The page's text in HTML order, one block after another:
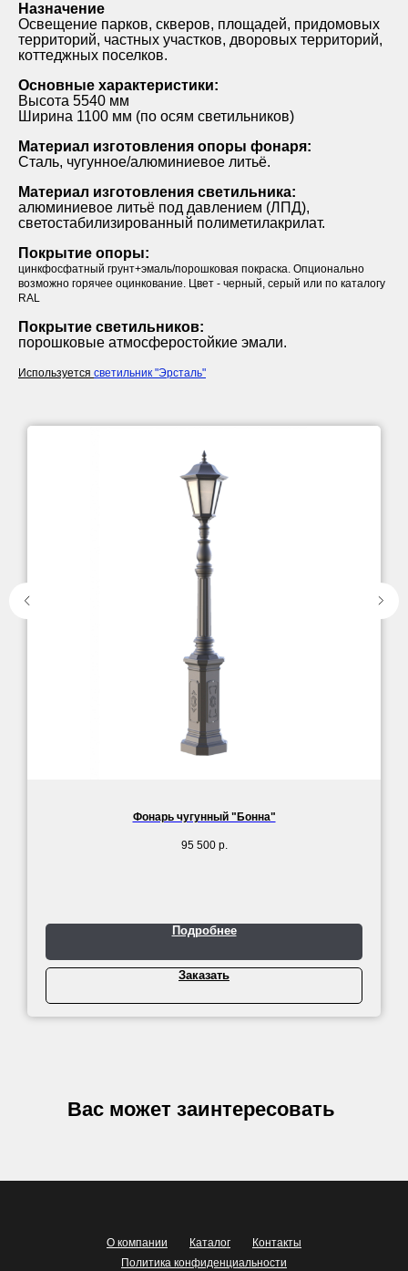
Назначение
Освещение парков, скверов, площадей, придомовых
территорий, частных участков, дворовых территорий,
коттеджных поселков.
Основные характеристики:
Высота 5540 мм
Ширина 1100 мм (по осям светильников)
Материал изготовления опоры фонаря:
Сталь, чугунное/алюминиевое литьё.
Материал изготовления светильника:
алюминиевое литьё под давлением (ЛПД),
светостабилизированный полиметилакрилат.
Покрытие опоры:
цинкфосфатный грунт+эмаль/порошковая покраска. Опционально
возможно горячее оцинкование. Цвет - черный, серый или по каталогу
RAL
Покрытие светильников:
порошковые атмосферостойкие эмали.
Используется светильник "Эрсталь"
Фонарь чугунный "Бонна"
95 500 р.
Подробнее
Заказать
Вас может заинтересовать
О компании Каталог
Контакты
Политика конфиденциальности